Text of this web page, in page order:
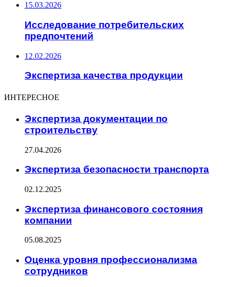
15.03.2026
Исследование потребительских
предпочтений
12.02.2026
Экспертиза качества продукции
ИНТЕРЕСНОЕ
Экспертиза документации по
строительству
27.04.2026
Экспертиза безопасности транспорта
02.12.2025
Экспертиза финансового состояния
компании
05.08.2025
Оценка уровня профессионализма
сотрудников